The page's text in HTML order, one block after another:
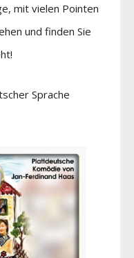
mit vielen Pointen
und finden Sie
Sprache